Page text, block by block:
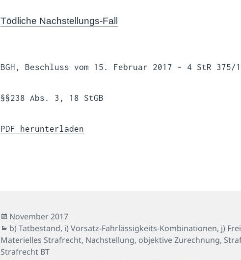
Tödliche Nachstellungs-Fall
BGH, Beschluss vom 15. Februar 2017 - 4 StR 375/
§§238 Abs. 3, 18 StGB
PDF herunterladen
Veröffentlicht
am
November 2017
Kategorien
b) Tatbestand, i) Vorsatz-Fahrlässigkeits-Kombinationen, j)
Materielles Strafrecht, Nachstellung, objektive Zurechnung,
Strafrecht BT